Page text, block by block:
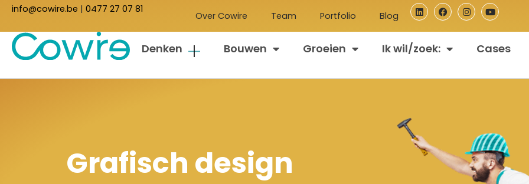
info@cowire.be | 0477 27 07 81
Over Cowire Team Portfolio Blog
Denken Bouwen Groeien Ik wil/zoek: Cases
Grafisch design